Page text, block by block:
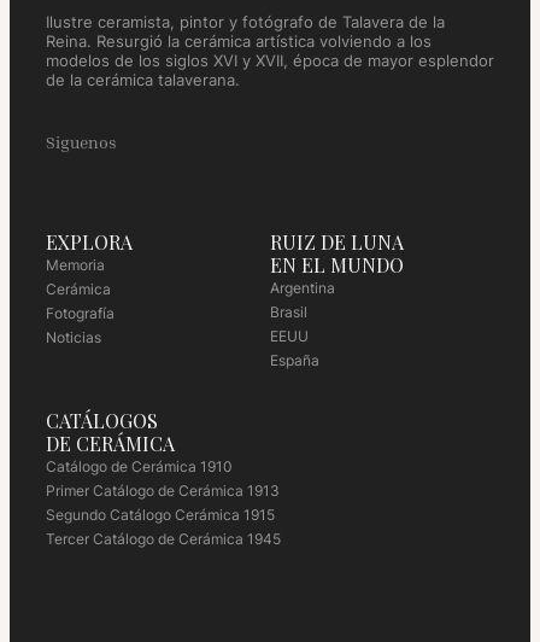
Ilustre ceramista, pintor y fotógrafo de Talavera de la
Reina. Resurgió la cerámica artística volviendo a los
modelos de los siglos XVI y XVII, época de mayor esplendor
de la cerámica talaverana.
Siguenos
EXPLORA
Memoria
Cerámica
Fotografía
Noticias
RUIZ DE LUNA
EN EL MUNDO
Argentina
Brasil
EEUU
España
CATÁLOGOS
DE CERÁMICA
Catálogo de Cerámica 1910
Primer Catálogo de Cerámica 1913
Segundo Catálogo Cerámica 1915
Tercer Catálogo de Cerámica 1945